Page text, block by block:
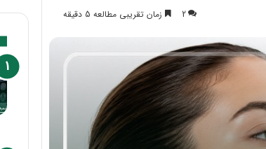
2 زمان تقریبی مطالعه 5 دقیقه